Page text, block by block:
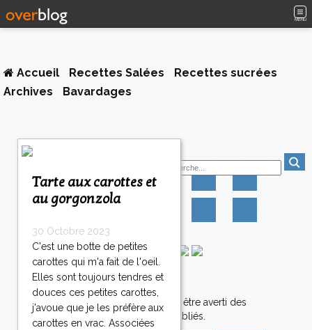
MENU
Accueil Recettes Salées
Recettes sucrées
Archives
Bavardages
Tarte aux carottes et
au gorgonzola
30 Octobre 2023
C'est une botte de petites
carottes qui m'a fait de l'oeil.
Elles sont toujours tendres et
douces ces petites carottes,
j'avoue que je les préfère aux
carottes en vrac. Associées
Newsletter
Abonnez-vous pour être averti des
nouveaux articles publiés.